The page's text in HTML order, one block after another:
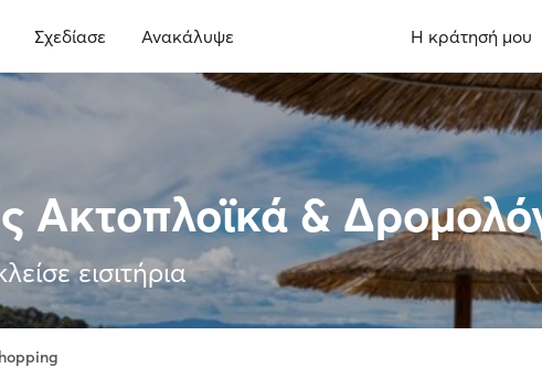
Σχεδίασε Ανακάλυψε Η κράτησή μου
Ακτοπλοϊκά &
εισιτήρια